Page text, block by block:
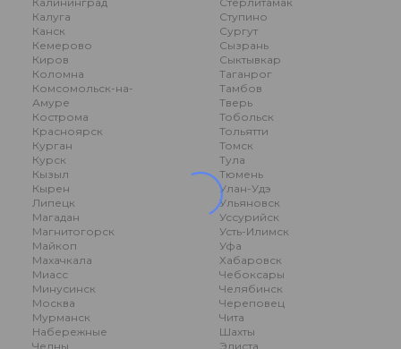
Калуга
Канск
Кемерово
Киров
Коломна
Комсомольск-на-
Амуре
Кострома
Красноярск
Курган
Курск
Кызыл
Кырен
Липецк
Магадан
Магнитогорск
Майкоп
Махачкала
Миасс
Минусинск
Москва
Мурманск
Набережные
Челны
Ступино
Сургут
Сызрань
Сыктывкар
Таганрог
Тамбов
Тверь
Тобольск
Тольятти
Томск
Тула
Тюмень
Улан-Удэ
Ульяновск
Уссурийск
Усть-Илимск
Уфа
Хабаровск
Чебоксары
Челябинск
Череповец
Чита
Шахты
Элиста